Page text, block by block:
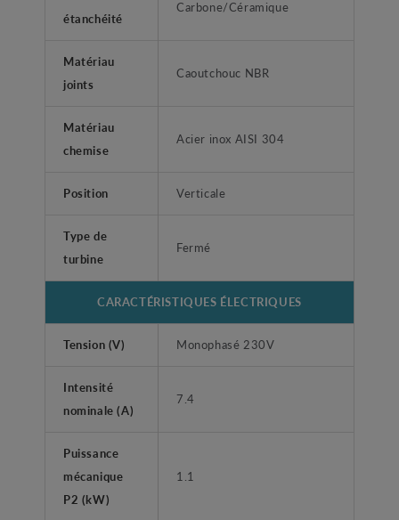
étanchéité
Carbone/Céramique
Matériau
joints
Caoutchouc NBR
Matériau
chemise
Acier inox AISI 304
Position Verticale
Type de
turbine
Fermé
CARACTÉRISTIQUES ÉLECTRIQUES
Tension (V) Monophasé 230V
Intensité
nominale (A)
7.4
Puissance
mécanique
P2 (kW)
1.1